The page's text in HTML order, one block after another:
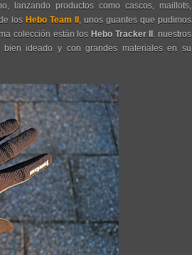
lanzando productos como cascos, maillots,
los Hebo Team II , unos guantes que pudimos
colección están los Hebo Tracker II . nuestros
ideado y con grandes materiales en su